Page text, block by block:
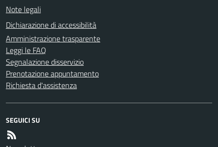
Note legali
Dichiarazione di accessibilità
Amministrazione trasparente
Leggi le FAQ
Segnalazione disservizio
Prenotazione appuntamento
Richiesta d'assistenza
SEGUICI SU